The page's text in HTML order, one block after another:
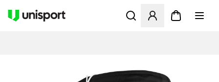
Åbner en Modal til at